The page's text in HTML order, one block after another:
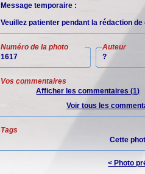
Message temporaire :
Veuillez patienter pendant la rédaction
Numéro de la photo
1617
Auteur
?
Vos commentaires
Afficher les commentaires (1)
Voir tous les
Tags
Cette
< Photo